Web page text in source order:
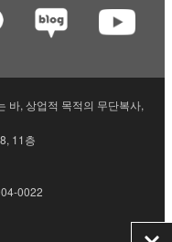
바, 상업적 목적의 무단복사,
11층
0022